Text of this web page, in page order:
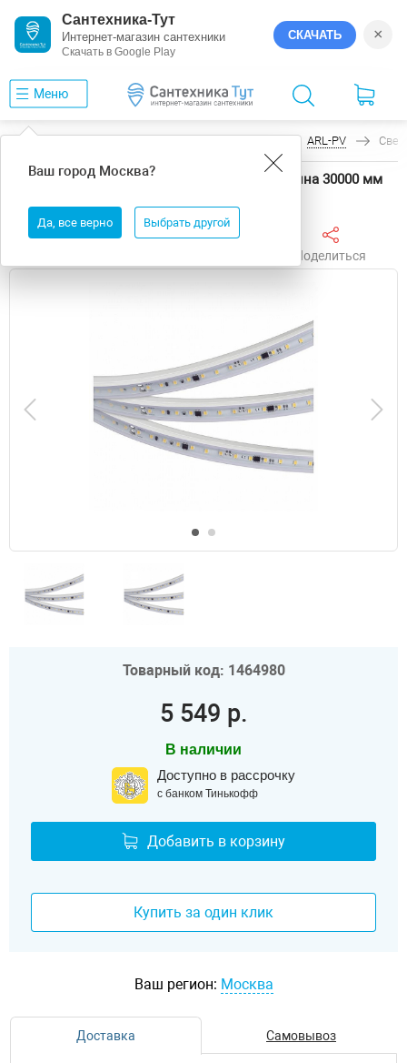
Сантехника-Тут
Интернет-магазин сантехники
Скачать в Google Play
СКАЧАТЬ ×
Меню
Ваш город Москва?
Да, все верно Выбрать другой
ARL-PV
Светодиодная лента Arlight ARL-PV 54684 длина 30000 мм
Поделиться
Товарный код: 1464980
5 549 р.
В наличии
Доступно в рассрочку
с банком Тинькофф
Добавить в корзину
Купить за один клик
Ваш регион: Москва
Доставка Самовывоз